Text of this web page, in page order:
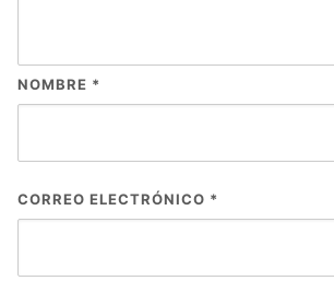
NOMBRE *
CORREO ELECTRÓNICO *